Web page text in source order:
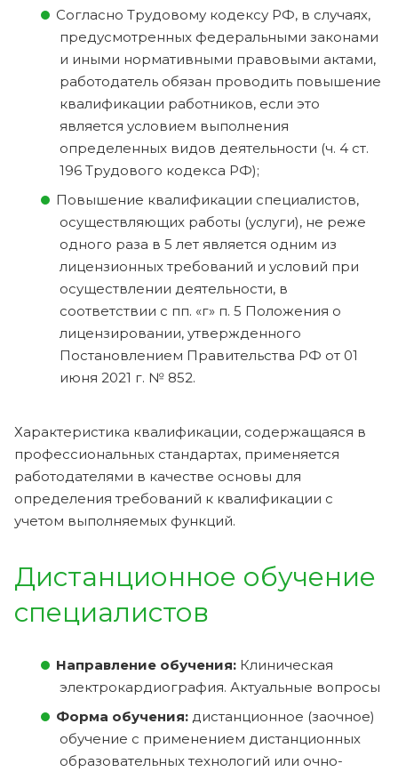
Согласно Трудовому кодексу РФ, в случаях,
предусмотренных федеральными законами
и иными нормативными правовыми актами,
работодатель обязан проводить повышение
квалификации работников, если это
является условием выполнения
определенных видов деятельности (ч. 4 ст.
196 Трудового кодекса РФ);
Повышение квалификации специалистов,
осуществляющих работы (услуги), не реже
одного раза в 5 лет является одним из
лицензионных требований и условий при
осуществлении деятельности, в
соответствии с пп. «г» п. 5 Положения о
лицензировании, утвержденного
Постановлением Правительства РФ от 01
июня 2021 г. № 852.
Характеристика квалификации, содержащаяся в
профессиональных стандартах, применяется
работодателями в качестве основы для
определения требований к квалификации с
учетом выполняемых функций.
Дистанционное обучение
специалистов
Направление обучения: Клиническая
электрокардиография. Актуальные вопросы
Форма обучения: дистанционное (заочное)
обучение с применением дистанционных
образовательных технологий или очно-